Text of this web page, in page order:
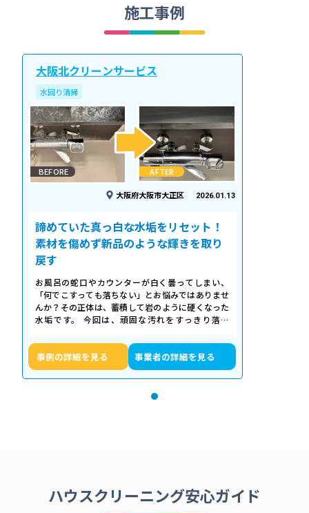
施工事例
大阪北クリーンサービス
水回り清掃
BEFORE AFTER
大阪府大阪市大正区 2026.01.13
諦めていた真っ白な水垢をリセット！
素材を傷めず新品のような輝きを取り
戻す
お風呂の蛇口やカウンターが白く曇ってしまい、
「何でこすっても落ちない」とお悩みではありませ
んか？その正体は、蓄積して岩のように硬くなった
水垢です。 今回は、頑固な汚れをすっきり落と
事例の詳細を見る 事業者の詳細を見る
ハウスクリーニング安心ガイド